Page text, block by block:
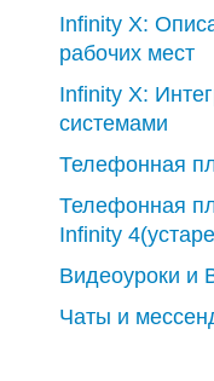
Infinity X:
рабочих мест
Infinity X:
системами
Телефонная
Телефонная
Infinity
Видеоуроки и
Чаты и